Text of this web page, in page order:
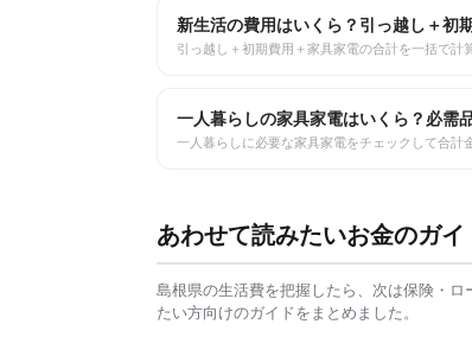
新生活の費用はいくら？引っ越し＋初
引っ越し＋初期費用＋家具家電の合計を一括で計
一人暮らしの家具家電はいくら？必需
一人暮らしに必要な家具家電をチェックして合計
あわせて読みたいお金のガイ
島根県の生活費を把握したら、次は保険・
たい方向けのガイドをまとめました。